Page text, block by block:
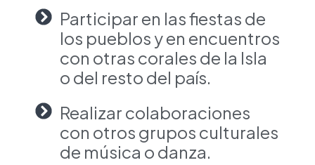
Participar en las fiestas de
los pueblos y en encuentros
con otras corales de la Isla
o del resto del país.
Realizar colaboraciones
con otros grupos culturales
de música o danza.